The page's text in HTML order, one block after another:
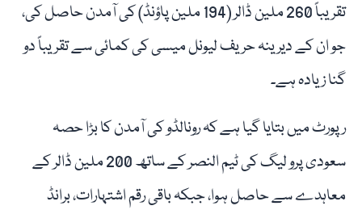
تقریباً 260 ملین ڈالر (194 ملین پاؤنڈ) کی آمدن حاصل کی،
جو ان کے دیرینہ حریف لیونل میسی کی کمائی سے تقریباً دو
گنا زیادہ ہے۔
رپورٹ میں بتایا گیا ہے کہ رونالڈو کی آمدن کا بڑا حصہ
سعودی پرو لیگ کی ٹیم النصر کے ساتھ 200 ملین ڈالر کے
معاہدے سے حاصل ہوا، جبکہ باقی رقم اشتہارات، برانڈ